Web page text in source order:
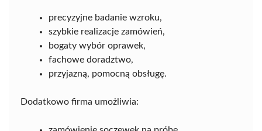
precyzyjne badanie wzroku,
szybkie realizacje zamówień,
bogaty wybór oprawek,
fachowe doradztwo,
przyjazną, pomocną obsługę.
Dodatkowo firma umożliwia: